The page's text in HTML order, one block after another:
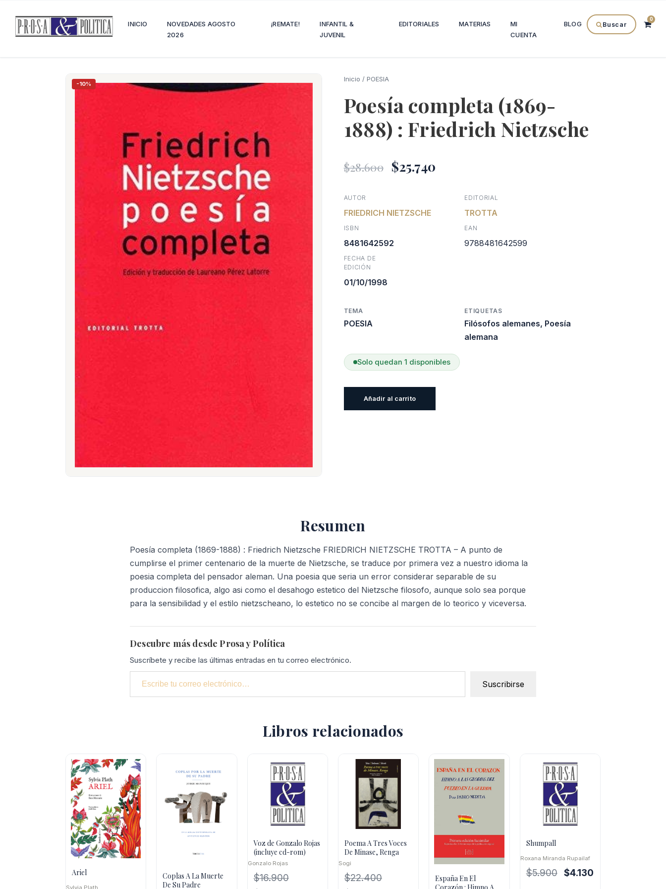
INICIO
NOVEDADES AGOSTO
2026
¡REMATE!
INFANTIL &
JUVENIL
EDITORIALES MATERIAS
MI
CUENTA
BLOG Buscar
0
-10%
Inicio / POESIA
Poesía completa (1869-
1888) : Friedrich Nietzsche
$28.600 El
original
era:
$25.740
precio
actual
AUTOR
FRIEDRICH NIETZSCHE
EDITORIAL
TROTTA
ISBN
8481642592
EAN
9788481642599
FECHA DE
EDICIÓN
01/10/1998
TEMA
POESIA
ETIQUETAS
Filósofos alemanes, Poesía
alemana
Solo quedan 1 disponibles
Añadir al carrito
Resumen
Poesía completa (1869-1888) : Friedrich Nietzsche FRIEDRICH NIETZSCHE TROTTA – A punto de
cumplirse el primer centenario de la muerte de Nietzsche, se traduce por primera vez a nuestro idioma la
poesia completa del pensador aleman. Una poesia que seria un error considerar separable de su
produccion filosofica, algo asi como el desahogo estetico del Nietzsche filosofo, aunque solo sea porque
para la sensibilidad y el estilo nietzscheano, lo estetico no se concibe al margen de lo teorico y viceversa.
Descubre más desde Prosa y Política
Suscríbete y recibe las últimas entradas en tu correo electrónico.
Escribe tu correo electrónico…
Suscribirse
Libros relacionados
Ariel
Sylvia Plath
Coplas A La Muerte
De Su Padre
Voz de Gonzalo Rojas
(incluye cd-rom)
Gonzalo Rojas
$16.900
Poema A Tres Voces
De Minase, Renga
Sogi
$22.400
España En El
Shumpall
Roxana Miranda Rupailaf
$5.900
El
$4.130